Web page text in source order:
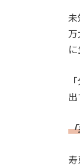
未
万
出
「
寿